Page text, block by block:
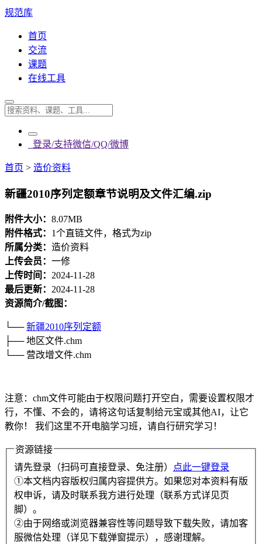
规范库
首页
交流
课题
在线工具
登录/支持微信/QQ/微博
首页 > 造价资料
新疆2010序列定额章节说明及文件汇编.zip
附件大小： 8.07MB
附件格式： 1个直链文件，格式为zip
所属分类： 造价资料
上传会员： 一修
上传时间： 2024-11-28
最后更新： 2024-11-28
资源简介/截图：
└──新疆2010序列 定额
├── 地区文件.chm
└── 营改增文件.chm
注意：chm文件可能由于权限问题打开空白，需要设置权限才
行，不懂、不会的，请将这句话复制给元宝或其他AI，让它
教你！ 我们这里不开电脑学习班，请自行研究学习！
资源链接
请先登录（扫码可直接登录、免注册）
点此一键登录
①本文档内容版权归属内容提供方。如果您对本资料有版
权申诉，请及时联系我方进行处理（联系方式详见页
脚）。
②由于网络或浏览器兼容性等问题导致下载失败，请加客
服微信处理（详见下载弹窗提示），感谢理解。